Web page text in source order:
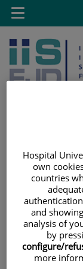
Jump to content
selector
Search
Toggle
navigation
Hospital
own
countries
and
analysis of
by
configure/
more